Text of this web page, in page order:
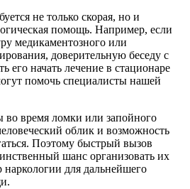
не только скорая, но и
помощь. Например, если
медикаментозного или
доверительную беседу с
его начать лечение в стационаре
помочь специалисты нашей
время ломки или запойного
облик и возможность
Поэтому быстрый вызов
шанс организовать их
наркологии для дальнейшего